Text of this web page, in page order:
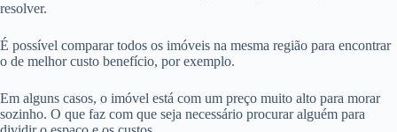
resolver.
É possível comparar todos os imóveis na mesma região para encontrar
o de melhor custo benefício, por exemplo.
Em alguns casos, o imóvel está com um preço muito alto para morar
sozinho. O que faz com que seja necessário procurar alguém para